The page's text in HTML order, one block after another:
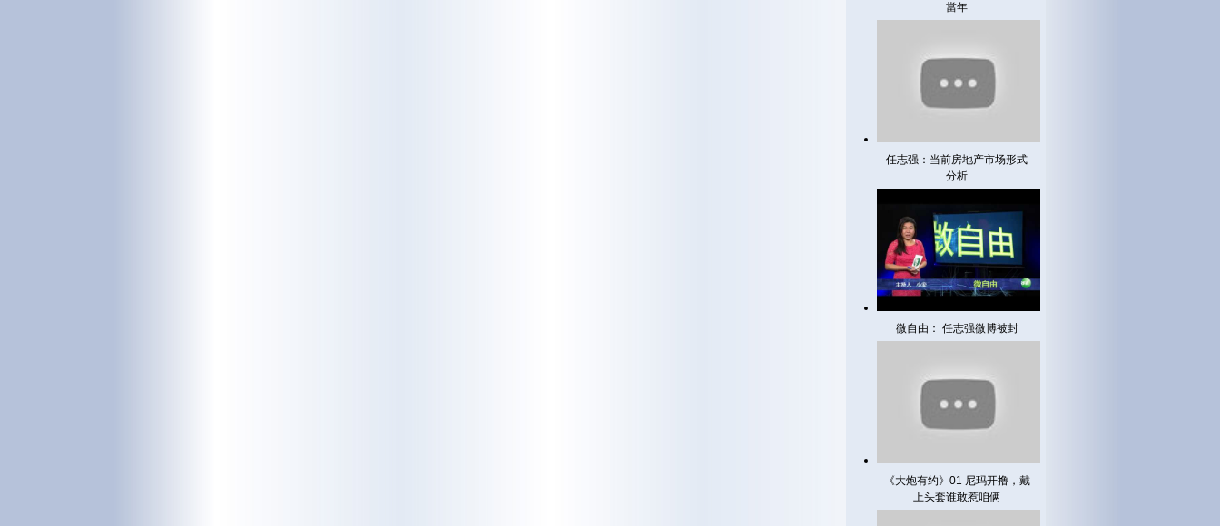
當年
任志强：当前房地产市场形式
分析
微自由： 任志强微博被封
《大炮有约》01 尼玛开撸，戴
上头套谁敢惹咱俩